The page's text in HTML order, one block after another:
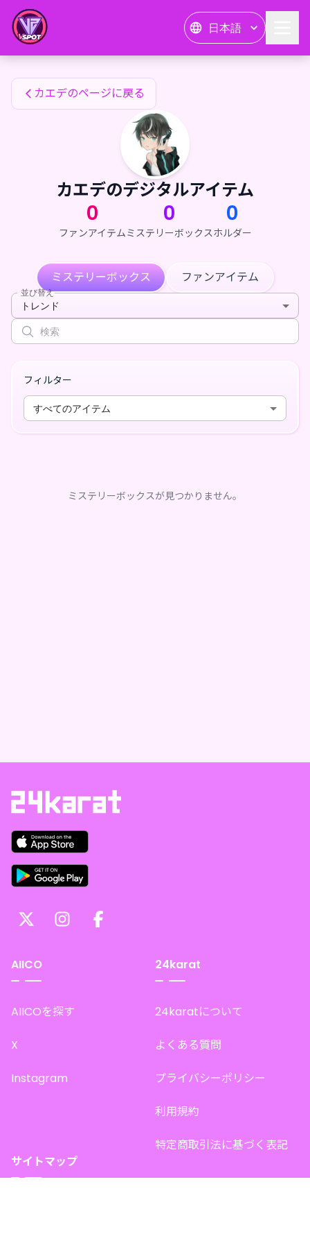
日本語
カエデのファンアイテム
カエデのページに戻る
カエデのデジタルアイテム
0
ファンアイテム
0
ミステリーボックス
0
ホルダー
ミステリーボックス ファンアイテム
並び替え
トレンド
フィルター
すべてのアイテム
ミステリーボックスが見つかりません。
AIICO
AIICOを探す
X
Instagram
24karat
24karatについて
よくある質問
プライバシーポリシー
利用規約
特定商取引法に基づく表記
サイトマップ
カエデのファンアイテム — 24karat